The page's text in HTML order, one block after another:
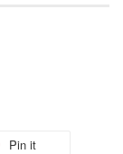
Pin it